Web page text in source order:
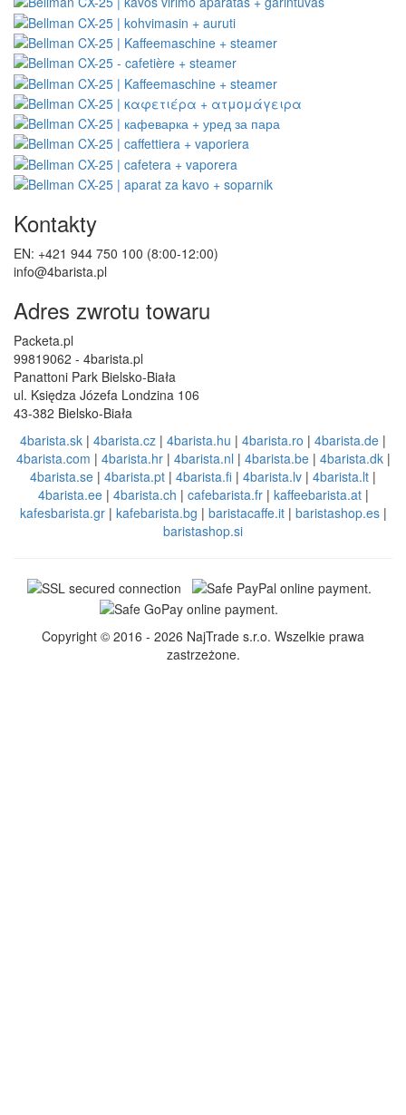
Kontakty
EN: +421 944 750 100 (8:00-12:00)
info@4barista.pl
Adres zwrotu towaru
Packeta.pl
99819062 - 4barista.pl
Panattoni Park Bielsko-Biała
ul. Księdza Józefa Londzina 106
43-382 Bielsko-Biała
4barista.sk | 4barista.cz | 4barista.hu | 4barista.ro | 4barista.de |
4barista.com | 4barista.hr| 4barista.nl | 4barista.be| 4barista.dk|
4barista.se | 4barista.pt | 4barista.fi | 4barista.lv | 4barista.lt |
4barista.ee| 4barista.ch | cafebarista.fr| kaffeebarista.at|
kafesbarista.gr| kafebarista.bg | baristacaffe.it| baristashop.es|
baristashop.si
Copyright © 2016 - 2026 NajTrade s.r.o. Wszelkie prawa
zastrzeżone.